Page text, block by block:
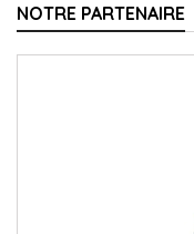
NOTRE PARTENAIRE